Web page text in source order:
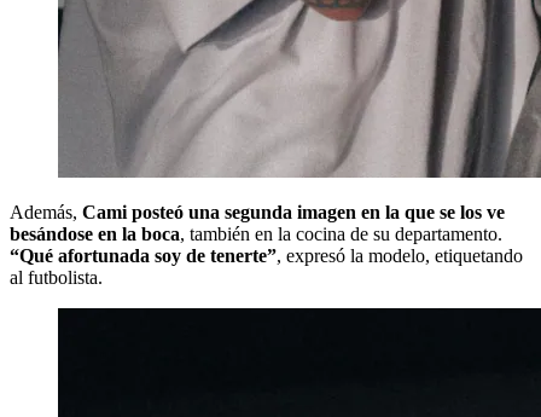
Además, Cami posteó una segunda imagen en la que se los ve
besándose en la boca, también en la cocina de su departamento.
“Qué afortunada soy de tenerte”, expresó la modelo, etiquetando
al futbolista.